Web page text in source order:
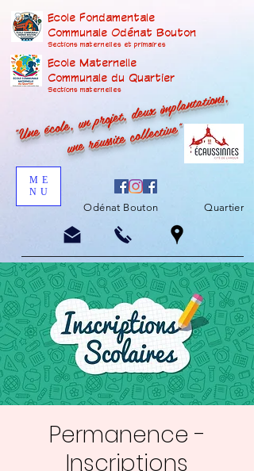
Ecole Fondamentale
Communale Odénat Bouton
Sections maternelles et primaires
Ecole Maternelle
Communale du Quartier
Sections maternelles
"Une école, un projet, deux implantations,
une réussite collective"
ME
NU
Odénat Bouton Quartier
Permanence -
Inscriptions